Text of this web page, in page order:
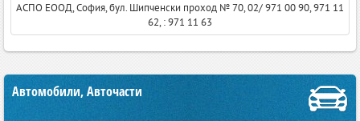
АСПО ЕООД, София, бул. Шипченски проход № 70, 02/ 971 00 90, 971 11
62, : 971 11 63
Автомобили, Авточасти